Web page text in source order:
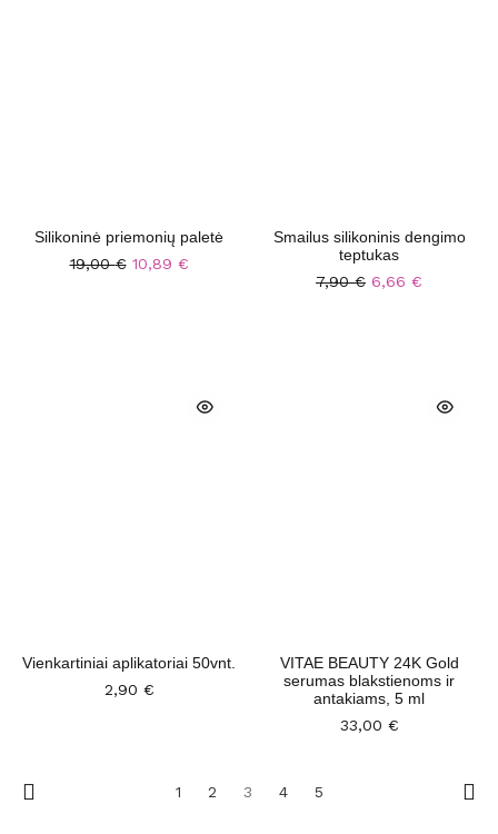
Silikoninė priemonių paletė
19,00€ 10,89 €
Smailus silikoninis dengimo
teptukas
7,90€ 6,66 €
Vienkartiniai aplikatoriai 50vnt.
2,90 €
VITAE BEAUTY 24K Gold
serumas blakstienoms ir
antakiams, 5 ml
33,00 €
1 2 3 4 5